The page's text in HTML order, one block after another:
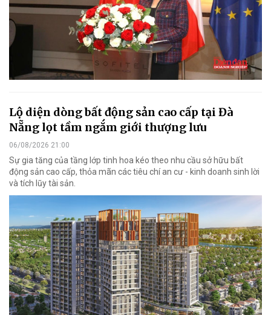
Lộ diện dòng bất động sản cao cấp tại Đà
Nẵng lọt tầm ngắm giới thượng lưu
06/08/2026 21:00
Sự gia tăng của tầng lớp tinh hoa kéo theo nhu cầu sở hữu bất
động sản cao cấp, thỏa mãn các tiêu chí an cư - kinh doanh sinh lời
và tích lũy tài sản.